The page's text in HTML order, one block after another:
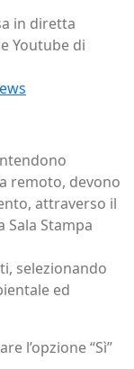
in diretta
Youtube di
remoto, devono
attraverso il
Sala Stampa
selezionando
ed
l’opzione “Sì”